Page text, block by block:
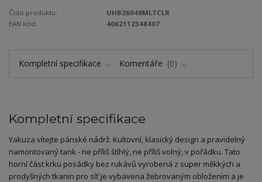
Číslo produktu:
UHB26049MLTCLR
EAN kód:
4062112348407
Kompletní specifikace Komentáře 0
Kompletní specifikace
Yakuza vítejte pánské nádrž. Kultovní, klasický design a pravidelný
namontovaný tank - ne příliš štíhlý, ne příliš volný, v pořádku. Tato
horní část krku posádky bez rukávů vyrobená z super měkkých a
prodyšných tkanin pro síť je vybavena žebrovaným obložením a je